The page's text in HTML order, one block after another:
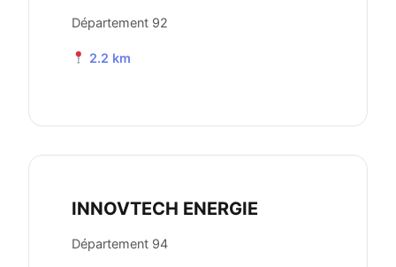
Département 92
2.2 km
INNOVTECH ENERGIE
Département 94